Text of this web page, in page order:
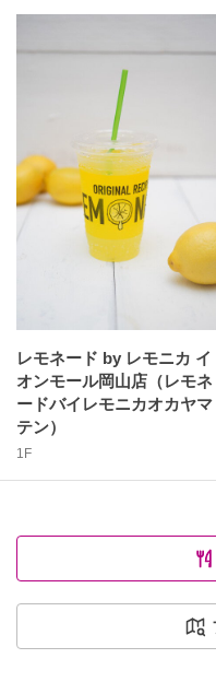
レモネード by レモニカ イ
オンモール岡山店（レモネ
ードバイレモニカオカヤマ
テン）
1F